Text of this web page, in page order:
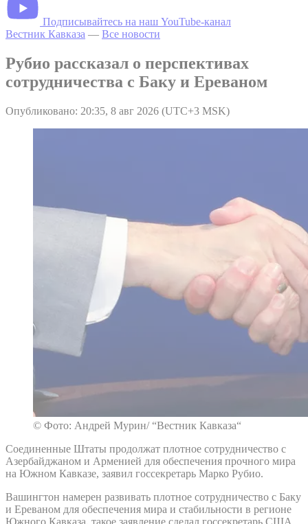
Подписывайтесь на наш YouTube-канал
Вестник Кавказа — Все новости
Рубио рассказал о перспективах
сотрудничества с Баку и Ереваном
Опубликовано: 20:35, 8 авг 2026 (UTC+3 MSK)
© Фото: Андрей Мурин/ “Вестник Кавказа“
Соединенные Штаты продолжат плотное сотрудничество с
Азербайджаном и Арменией для обеспечения прочного мира
на Южном Кавказе, заявил госсекретарь Марко Рубио.
Вашингтон намерен развивать плотное сотрудничество с Баку
и Ереваном для обеспечения мира и стабильности в регионе
Южного Кавказа, такое заявление сделал госсекретарь США